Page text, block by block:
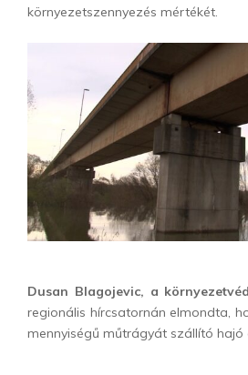
környezetszennyezés mértékét.
Dusan Blagojevic, a
regionális hírcsatornán elmondta,
mennyiségű műtrágyát szállító hajó